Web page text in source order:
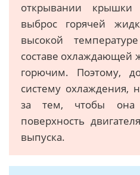
открывании
выброс горячей
высокой
составе охлаждающей
горючим. Поэтому,
систему охлаждения,
за тем, чтобы
поверхность
выпуска.